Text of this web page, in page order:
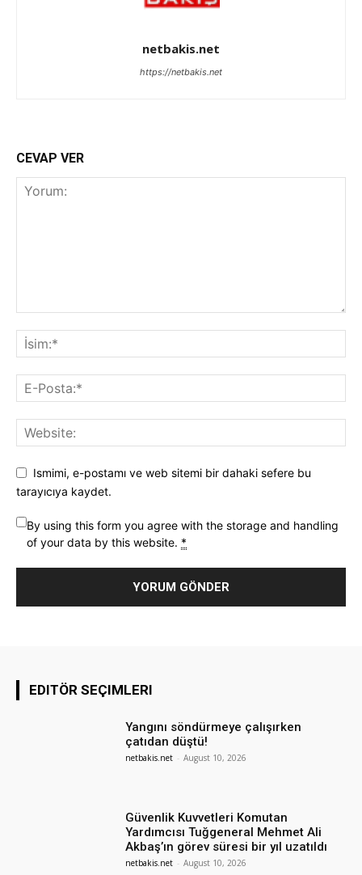
netbakis.net
https://netbakis.net
CEVAP VER
Ismimi, e-postamı ve web sitemi bir dahaki sefere bu
tarayıcıya kaydet.
By using this form you agree with the storage and handling
of your data by this website. *
EDITÖR SEÇIMLERI
Yangını söndürmeye çalışırken
çatıdan düştü!
netbakis.net - August 10, 2026
Güvenlik Kuvvetleri Komutan
Yardımcısı Tuğgeneral Mehmet Ali
Akbaş’ın görev süresi bir yıl uzatıldı
netbakis.net - August 10, 2026